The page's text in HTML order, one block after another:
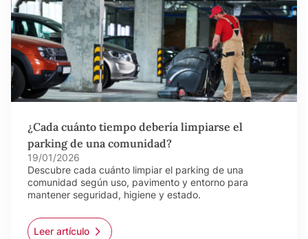
¿Cada cuánto tiempo debería limpiarse el
parking de una comunidad?
19/01/2026
Descubre cada cuánto limpiar el parking de una
comunidad según uso, pavimento y entorno para
mantener seguridad, higiene y estado.
Leer artículo